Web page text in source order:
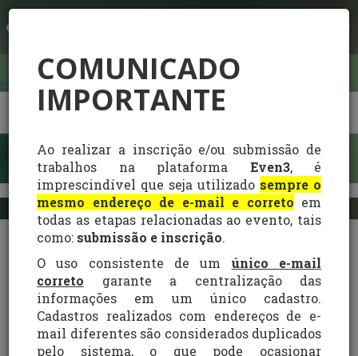
COMUNICADO
IMPORTANTE
Ao realizar a inscrição e/ou submissão de
trabalhos na plataforma Even3, é
imprescindível que seja utilizado sempre o
mesmo endereço de e-mail e correto em
todas as etapas relacionadas ao evento, tais
como: submissão e inscrição.
O uso consistente de um único e-mail
correto
garante a centralização das
informações em um único cadastro.
Cadastros realizados com endereços de e-
mail diferentes são considerados duplicados
pelo sistema, o que pode ocasionar
I Congresso Científico de
Biotecnologia e Ciências
Naturais (CCBCN)
10/11/2025 – 11/11/2025
- 09:00 - 21:00 GMT-3
Este é um evento online